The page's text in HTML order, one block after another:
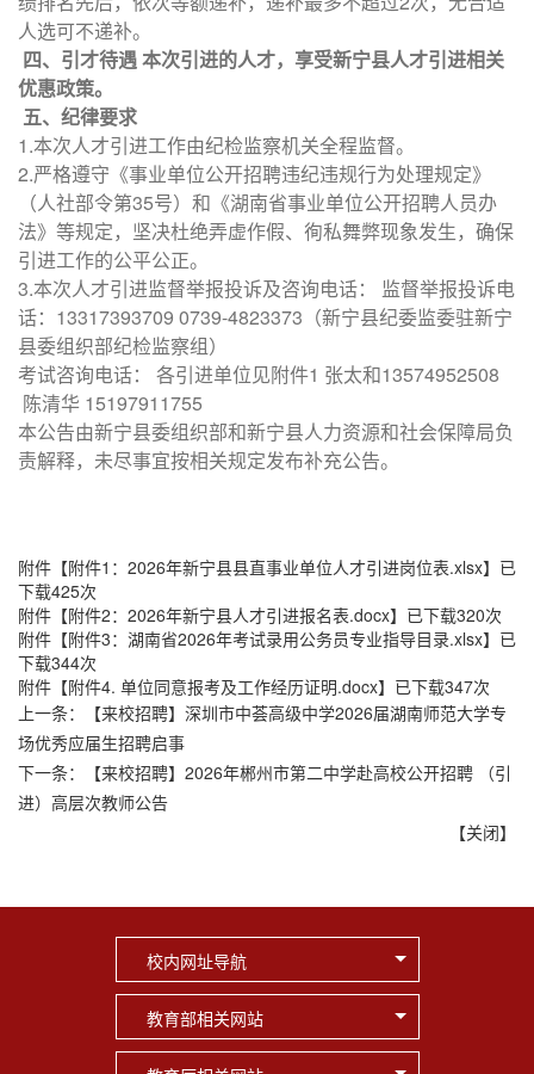
人选可不递补。
四、引才待遇 本次引进的人才，享受新宁县人才引进相关
优惠政策。
五、纪律要求
1.本次人才引进工作由纪检监察机关全程监督。
2.严格遵守《事业单位公开招聘违纪违规行为处理规定》
（人社部令第35号）和《湖南省事业单位公开招聘人员办
法》等规定，坚决杜绝弄虚作假、徇私舞弊现象发生，确保
引进工作的公平公正。
3.本次人才引进监督举报投诉及咨询电话： 监督举报投诉电
话：13317393709 0739-4823373（新宁县纪委监委驻新宁
县委组织部纪检监察组）
考试咨询电话： 各引进单位见附件1 张太和13574952508
陈清华 15197911755
本公告由新宁县委组织部和新宁县人力资源和社会保障局负
责解释，未尽事宜按相关规定发布补充公告。
附件【附件1：2026年新宁县县直事业单位人才引进岗位表.xlsx】已
下载425次
附件【附件2：2026年新宁县人才引进报名表.docx】已下载320次
附件【附件3：湖南省2026年考试录用公务员专业指导目录.xlsx】已
下载344次
附件【附件4. 单位同意报考及工作经历证明.docx】已下载347次
上一条：
【来校招聘】深圳市中荟高级中学2026届湖南师范大学专
场优秀应届生招聘启事
下一条：
【来校招聘】2026年郴州市第二中学赴高校公开招聘 （引
进）高层次教师公告
【关闭】
校内网址导航
教育部相关网站